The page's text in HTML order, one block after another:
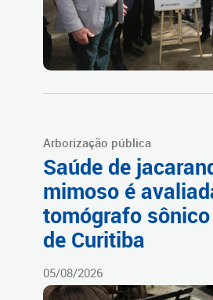
Arborização pública
Saúde de
mimoso é
tomógrafo
de Curitiba
05/08/2026